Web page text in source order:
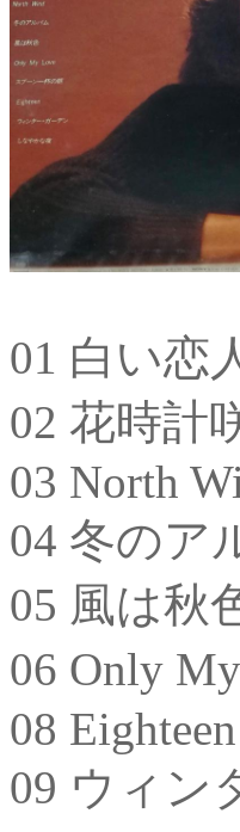
01 白い恋
02 花時計
03 North
04 冬のア
05 風は秋
06 Only
08 Eighteen
09 ウィン